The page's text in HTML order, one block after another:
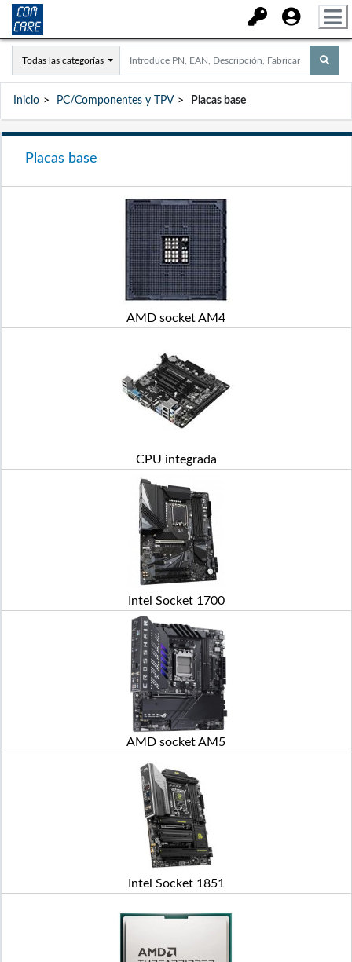
Todas las categorías
Inicio PC/Componentes y TPV Placas base
Placas base
AMD socket AM4
CPU integrada
Intel Socket 1700
AMD socket AM5
Intel Socket 1851